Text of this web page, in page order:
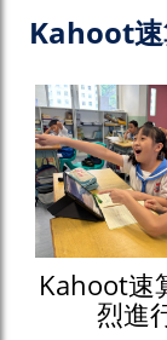
Kahoot
Kahoot速
烈進